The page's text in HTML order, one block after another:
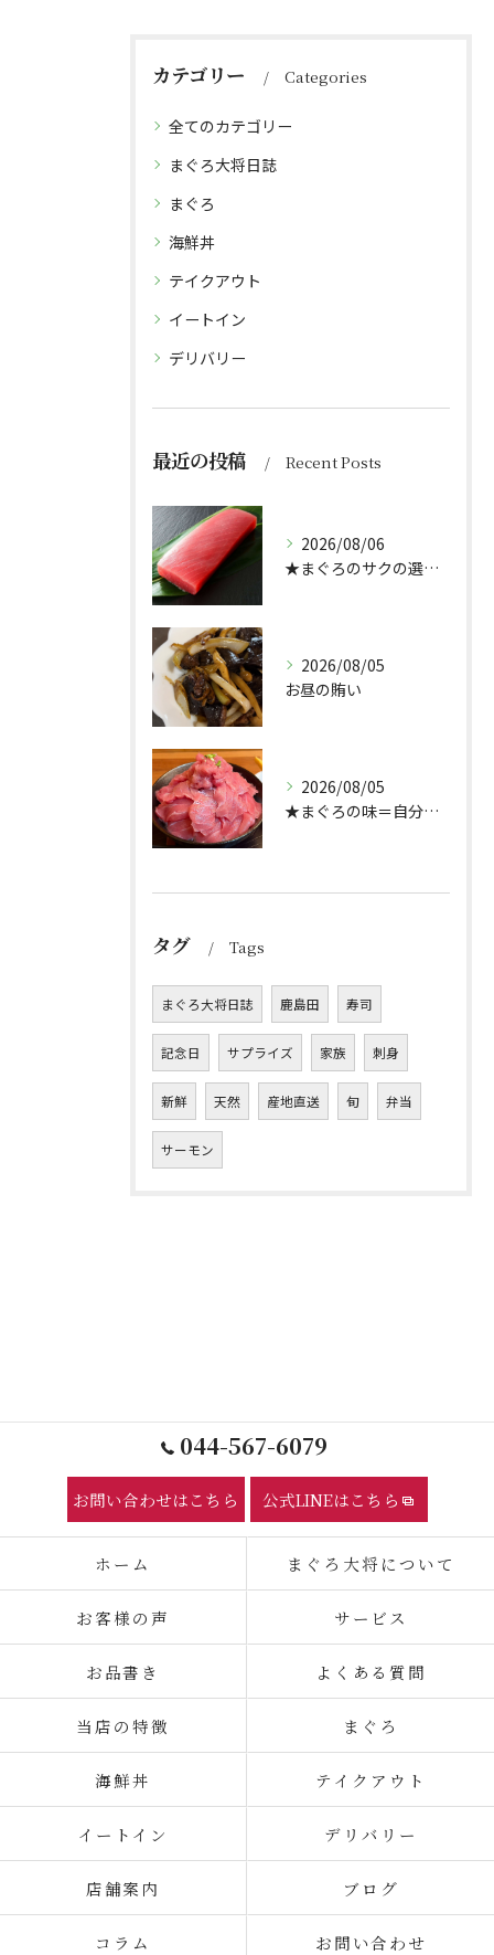
カテゴリー Categories
全てのカテゴリー
まぐろ大将日誌
まぐろ
海鮮丼
テイクアウト
イートイン
デリバリー
最近の投稿 Recent Posts
2026/08/06
★まぐろのサクの選び方★（どんぶり屋まぐろ大将）
2026/08/05
お昼の賄い
2026/08/05
★まぐろの味＝自分好み？★
タグ Tags
まぐろ大将日誌 鹿島田 寿司
記念日 サプライズ 家族 刺身
新鮮 天然 産地直送 旬 弁当
サーモン
044-567-6079
お問い合わせはこちら 公式LINEはこちら
ホーム まぐろ大将について
お客様の声 サービス
お品書き よくある質問
当店の特徴 まぐろ
海鮮丼 テイクアウト
イートイン デリバリー
店舗案内 ブログ
コラム お問い合わせ